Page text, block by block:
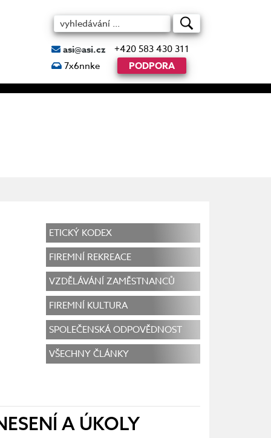
asi@asi.cz
7x6nnke
+420 583 430 311
PODPORA
ETICKÝ KODEX
FIREMNÍ REKREACE
VZDĚLÁVÁNÍ ZAMĚSTNANCŮ
FIREMNÍ KULTURA
SPOLEČENSKÁ ODPOVĚDNOST
VŠECHNY ČLÁNKY
A ÚKOLY